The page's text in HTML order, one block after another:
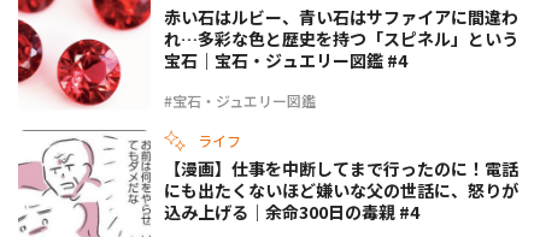
#宝石・ジュエリー図鑑
赤い石はルビー、青い石はサファイアに間違わ
れ…多彩な色と歴史を持つ「スピネル」という
宝石｜宝石・ジュエリー図鑑 #4
ライフ
【漫画】仕事を中断してまで行ったのに！電話
にも出たくないほど嫌いな父の世話に、怒りが
込み上げる｜余命300日の毒親 #4